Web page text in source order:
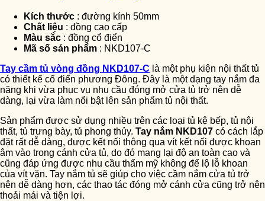
Kích thước : đường kính 50mm
Chất liệu : đồng cao cấp
Màu sắc : đồng cổ điển
Mã số sản phẩm : NKD107-C
Tay cầm tủ vòng đồng NKD107-C là một phụ kiện nội thất tủ
có thiết kế cổ điển phương Đông. Đây là một dạng tay nắm đa
năng khi vừa phục vụ nhu cầu đóng mở cửa tủ trở nên dễ
dàng, lại vừa làm nổi bật lên sản phẩm tủ nội thất.
Sản phẩm được sử dụng nhiều trên các loại tủ kệ bếp, tủ nội
thất, tủ trưng bày, tủ phong thủy. Tay nắm NKD107 có cách lắp
đặt rất dễ dàng, được kết nối thông qua vít kết nối được khoan
âm vào trong cánh cửa tủ, do đó mang lại độ an toàn cao và
cũng đáp ứng được nhu cầu thẩm mỹ không để lộ lỗ khoan
của vít vặn. Tay nắm tủ sẽ giúp cho việc cầm nắm cửa tủ trở
nên dễ dàng hơn, các thao tác đóng mở cánh cửa cũng trở nên
thoải mái và tiện lợi.